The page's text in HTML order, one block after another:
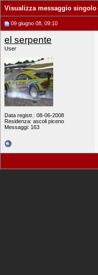
Visualizza messaggio singolo
09 giugno 08, 09:10
el serpente
User
Data registr.: 08-06-2008
Residenza: ascoli piceno
Messaggi: 163